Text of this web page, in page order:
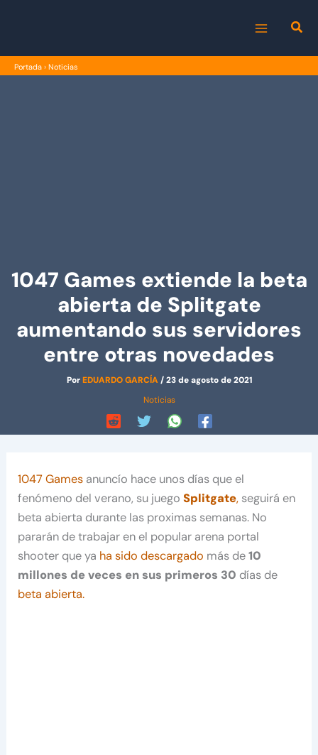
MENU
Portada › Noticias
1047 Games extiende la beta
abierta de Splitgate
aumentando sus servidores
entre otras novedades
PorEDUARDO GARCÍA/23 de agosto de 2021
Noticias
1047 Games anuncío hace unos días que el
fenómeno del verano, su juegoSplitgate, seguirá en
beta abierta durante las proximas semanas. No
pararán de trabajar en el popular arena portal
shooter que ya ha sido descargado más de10
millones de veces en sus primeros 30 días de
beta abierta.